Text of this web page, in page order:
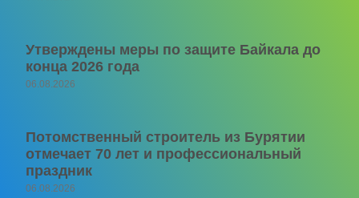
Утверждены меры по защите Байкала до
конца 2026 года
06.08.2026
Потомственный строитель из Бурятии
отмечает 70 лет и профессиональный
праздник
06.08.2026